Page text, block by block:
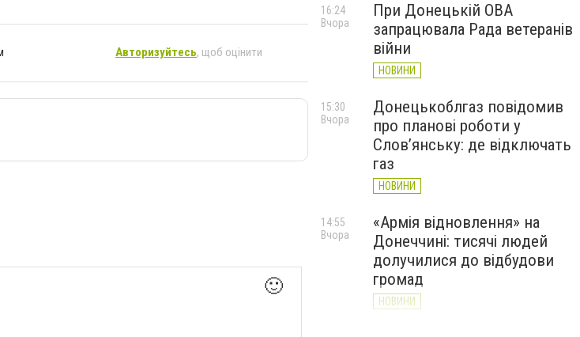
Авторизуйтесь, щоб оцінити
🙂
При Донецькій ОВА
запрацювала Рада ветеранів
війни
НОВИНИ
16:24
Вчора
Донецькоблгаз повідомив
про планові роботи у
Слов’янську: де відключать
газ
НОВИНИ
15:30
Вчора
«Армія відновлення» на
Донеччині: тисячі людей
долучилися до відбудови
громад
НОВИНИ
14:55
Вчора